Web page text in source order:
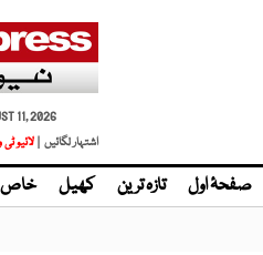
11, 2026
اشتہار لگائیں | لائیو
صفحۂ اول تازہ ترین کھیل خاص